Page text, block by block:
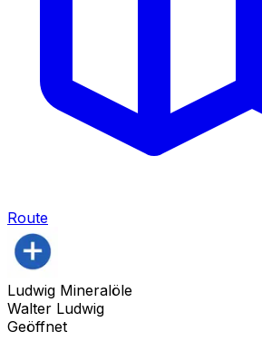
Route
Ludwig Mineralöle
Walter Ludwig
Geöffnet